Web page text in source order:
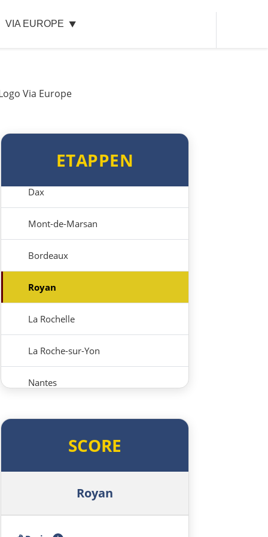
VIA EUROPE
ETAPPEN
Vitoria-Gasteiz
Donostia-San Sebastián
Dax
Mont-de-Marsan
Bordeaux
Royan
La Rochelle
La Roche-sur-Yon
Nantes
AvranchesSCORE
Royan